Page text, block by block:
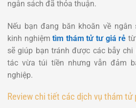
ngân sách đã thỏa thuận.
Nếu bạn đang băn khoăn về ngân
kinh nghiệmtìm thám tử tư giá rẻ
sẽ giúp bạn tránh được các bẫy
tác vừa túi tiền nhưng vẫn đảm
nghiệp.
Review chi tiết các dịch vụ thám tử